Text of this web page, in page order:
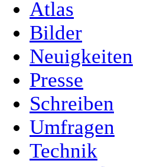
Atlas
Bilder
Neuigkeiten
Presse
Schreiben
Umfragen
Technik